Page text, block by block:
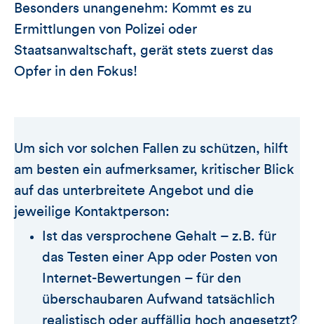
Besonders unangenehm: Kommt es zu
Ermittlungen von Polizei oder
Staatsanwaltschaft, gerät stets zuerst das
Opfer in den Fokus!
Um sich vor solchen Fallen zu schützen, hilft
am besten ein aufmerksamer, kritischer Blick
auf das unterbreitete Angebot und die
jeweilige Kontaktperson:
Ist das versprochene Gehalt – z.B. für
das Testen einer App oder Posten von
Internet-Bewertungen – für den
überschaubaren Aufwand tatsächlich
realistisch oder auffällig hoch angesetzt?